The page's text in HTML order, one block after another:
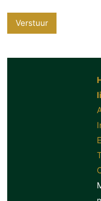
Verstuur